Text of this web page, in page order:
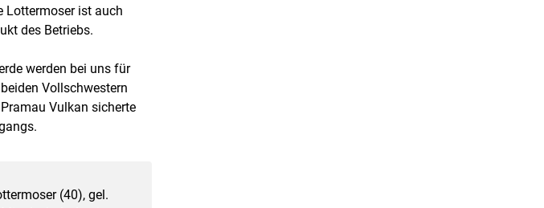
Lottermoser ist auch
des Betriebs.
werden bei uns für
Vollschwestern
Vulkan sicherte
(40), gel.